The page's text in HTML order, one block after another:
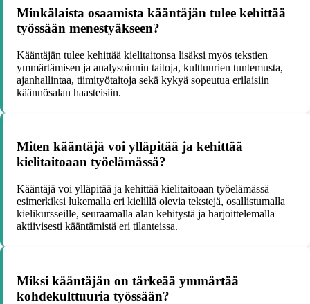
Minkälaista osaamista kääntäjän tulee kehittää
työssään menestyäkseen?
Kääntäjän tulee kehittää kielitaitonsa lisäksi myös tekstien
ymmärtämisen ja analysoinnin taitoja, kulttuurien tuntemusta,
ajanhallintaa, tiimityötaitoja sekä kykyä sopeutua erilaisiin
käännösalan haasteisiin.
Miten kääntäjä voi ylläpitää ja kehittää
kielitaitoaan työelämässä?
Kääntäjä voi ylläpitää ja kehittää kielitaitoaan työelämässä
esimerkiksi lukemalla eri kielillä olevia tekstejä, osallistumalla
kielikursseille, seuraamalla alan kehitystä ja harjoittelemalla
aktiivisesti kääntämistä eri tilanteissa.
Miksi kääntäjän on tärkeää ymmärtää
kohdekulttuuria työssään?